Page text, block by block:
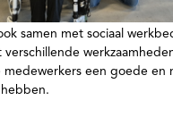
samen met sociaal
verschillende
medewerkers een goede en